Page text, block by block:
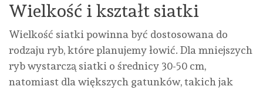
Wielkość i kształt siatki
Wielkość siatki powinna być dostosowana do
rodzaju ryb, które planujemy łowić. Dla mniejszych
ryb wystarczą siatki o średnicy 30-50 cm,
natomiast dla większych gatunków, takich jak